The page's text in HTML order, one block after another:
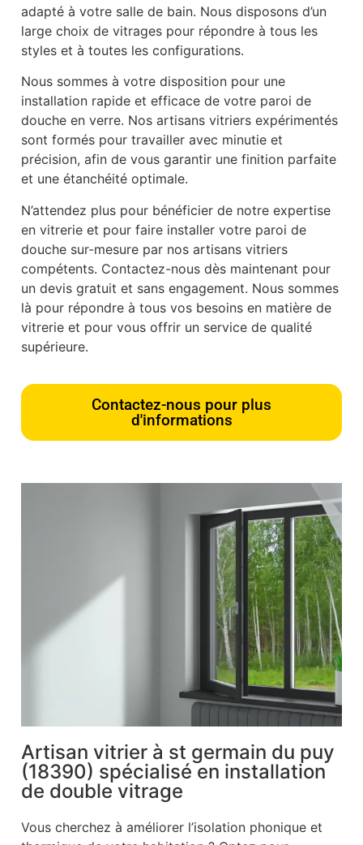
adapté à votre salle de bain. Nous disposons d’un
large choix de vitrages pour répondre à tous les
styles et à toutes les configurations.
Nous sommes à votre disposition pour une
installation rapide et efficace de votre paroi de
douche en verre. Nos artisans vitriers expérimentés
sont formés pour travailler avec minutie et
précision, afin de vous garantir une finition parfaite
et une étanchéité optimale.
N’attendez plus pour bénéficier de notre expertise
en vitrerie et pour faire installer votre paroi de
douche sur-mesure par nos artisans vitriers
compétents. Contactez-nous dès maintenant pour
un devis gratuit et sans engagement. Nous sommes
là pour répondre à tous vos besoins en matière de
vitrerie et pour vous offrir un service de qualité
supérieure.
Contactez-nous pour plus
d'informations
Artisan vitrier à st germain du puy
(18390) spécialisé en installation
de double vitrage
Vous cherchez à améliorer l’isolation phonique et